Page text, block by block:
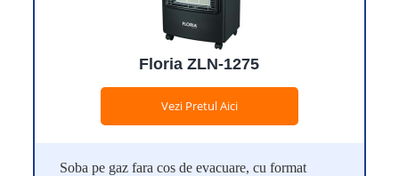
Floria ZLN-1275
Vezi Pretul Aici
Soba pe gaz fara cos de evacuare, cu format